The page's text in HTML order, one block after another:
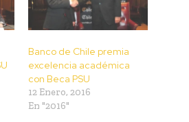
Banco de Chile premia
excelencia académica
con Beca PSU
12 Enero, 2016
En "2016"